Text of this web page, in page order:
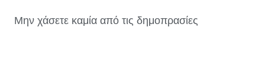
Μην χάσετε καμία από τις δημοπρασίες